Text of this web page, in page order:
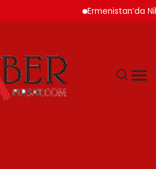
Ermenistan’da Nikol